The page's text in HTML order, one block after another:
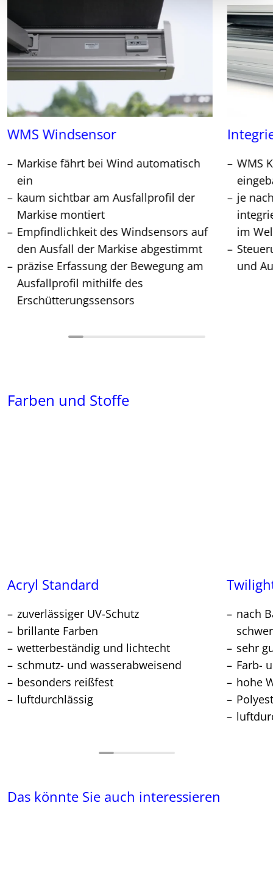
WMS Windsensor
Markise fährt bei Wind automatisch
ein
kaum sichtbar am Ausfallprofil der
Markise montiert
Empfindlichkeit des Windsensors auf
den Ausfall der Markise abgestimmt
präzise Erfassung der Bewegung am
Ausfallprofil mithilfe des
Erschütterungssensors
WMS
je
im
und
Farben und Stoffe
Acryl Standard
zuverlässiger UV-Schutz
brillante Farben
wetterbeständig und lichtecht
schmutz- und wasserabweisend
besonders reißfest
luftdurchlässig
nach
sehr
Farb-
hohe
Das könnte Sie auch interessieren